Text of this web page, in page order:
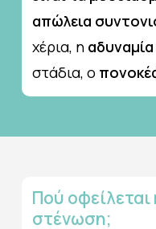
απώλεια
χέρια, η αδυναμία
στάδια, ο
Πού οφείλεται
στένωση;